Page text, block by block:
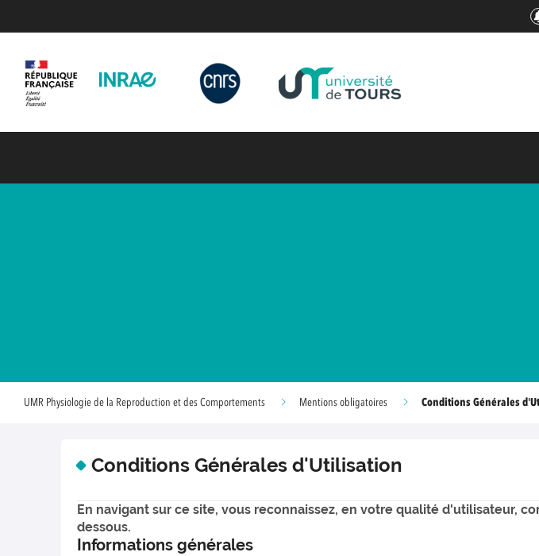
UMR Physiologie de la Reproduction et des Comportements Mentions obligatoires Conditions Générales
Conditions Générales d'Utilisation
En navigant sur ce site, vous reconnaissez, en votre qualité d'utilisateur,
dessous.
Informations générales